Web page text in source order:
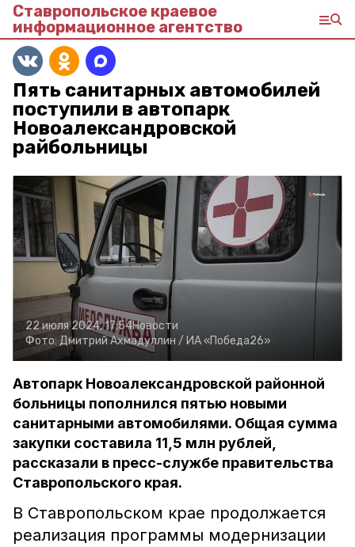
Ставропольское краевое
информационное агентство
Пять санитарных автомобилей
поступили в автопарк
Новоалександровской
райбольницы
22 июля 2024, 17:54Новости
Фото:Дмитрий Ахмадуллин / ИА «Победа26»
Автопарк Новоалександровской районной
больницы пополнился пятью новыми
санитарными автомобилями. Общая сумма
закупки составила 11,5 млн рублей,
рассказали в пресс-службе правительства
Ставропольского края.
В Ставропольском крае продолжается
реализация программы модернизации